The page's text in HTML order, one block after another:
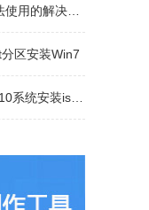
的解决方法
区安装Win7
镜像文件方法